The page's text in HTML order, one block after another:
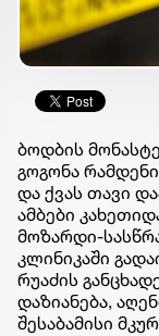
ბოდბის
გოგონა
და ქვას თავი
ამბები
მოზარდი-
კლინიკაში
რუაძის
დაზიანება,
შესაბამისი